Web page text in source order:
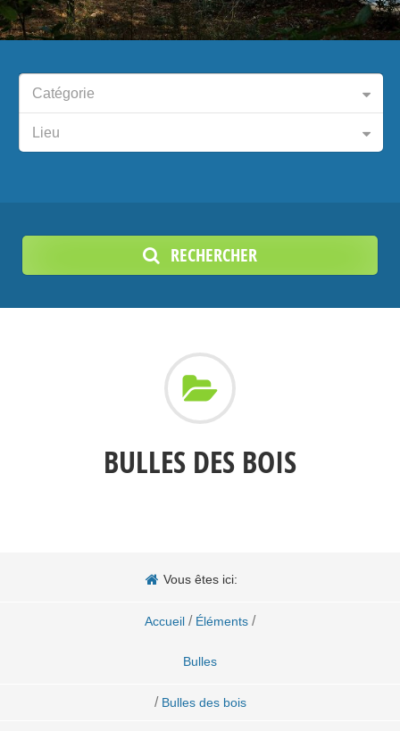
Catégorie
Lieu
RECHERCHER
BULLES DES BOIS
Vous êtes ici:
Accueil / Éléments /
Bulles
/ Bulles des bois